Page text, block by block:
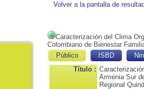
Volver a la pantalla de
Caracterización del Clima
Colombiano de Bienestar
Público
ISBD
Título :
Armenia Sur
Regional